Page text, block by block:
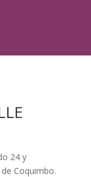
24 y
Coquimbo.